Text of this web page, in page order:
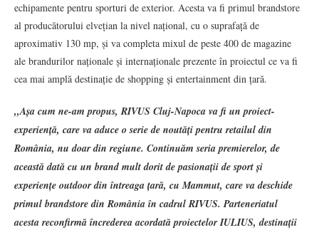
echipamente pentru sporturi de exterior. Acesta va fi primul brandstore
al producătorului elvețian la nivel național, cu o suprafață de
aproximativ 130 mp, și va completa mixul de peste 400 de magazine
ale brandurilor naționale și internaționale prezente în proiectul ce va fi
cea mai amplă destinație de shopping și entertainment din țară.
,,Așa cum ne-am propus, RIVUS Cluj-Napoca va fi un proiect-
experiență, care va aduce o serie de noutăți pentru retailul din
România, nu doar din regiune. Continuăm seria premierelor, de
această dată cu un brand mult dorit de pasionații de sport și
experiențe outdoor din întreaga țară, cu Mammut, care va deschide
primul brandstore din România în cadrul RIVUS. Parteneriatul
acesta reconfirmă încrederea acordată proiectelor IULIUS, destinații